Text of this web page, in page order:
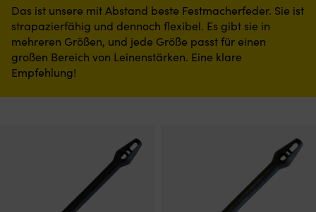
Das ist unsere mit Abstand beste Festmacherfeder. Sie ist
strapazierfähig und dennoch flexibel. Es gibt sie in
mehreren Größen, und jede Größe passt für einen
großen Bereich von Leinenstärken. Eine klare
Empfehlung!